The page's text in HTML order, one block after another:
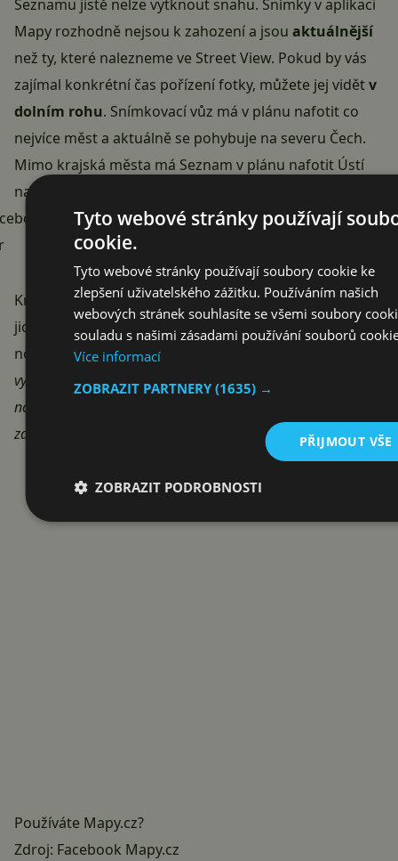
Seznamu jistě nelze vytknout snahu. Snímky v aplikaci
Mapy rozhodně nejsou k zahození a jsou aktuálnější
než ty, které nalezneme ve Street View. Pokud by vás
zajímal konkrétní čas pořízení fotky, můžete jej vidětv
dolním rohu. Snímkovací vůz má v plánu nafotit co
nejvíce měst a aktuálně se pohybuje na severu Čech.
Mimo krajská města má Seznam v plánu nafotit Ústí
nad Labem, Jičín, Liberec a mnoho dalších.
Mapy.cz/photos/a.10150380869529388/
Kromě měst Seznam fotí takéturistické trasy. Loni
jich nafotil úctyhodné množství, ovšem letos se vyvíjí
nové krosny a technologie pro focení.„
vyvíjíme novou technologii snímání. Všechny doposud
nafocené fotografie jsou k dispozici, nové obrázky aktuálně
zařízením nefotíme,
“ zaznělo z úst vývojářů.
Používáte Mapy.cz?
Zdroj: Facebook Mapy.cz
Tyto webové stránky používají
cookie.
Tyto webové stránky používají soubory cookie ke
zlepšení uživatelského zážitku. Používáním našich
webových stránek souhlasíte se všemi soubory
souladu s našimi zásadami používání souborů
Více informací
ZOBRAZIT PARTNERY(1635) →
PŘIJMOUT VŠE
ZOBRAZIT PODROBNOSTI